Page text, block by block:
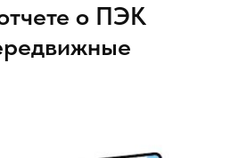
о ПЭК